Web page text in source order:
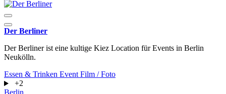
Der Berliner
Der Berliner ist eine kultige Kiez Location für Events in Berlin
Neukölln.
Essen & Trinken Event Film / Foto
+2